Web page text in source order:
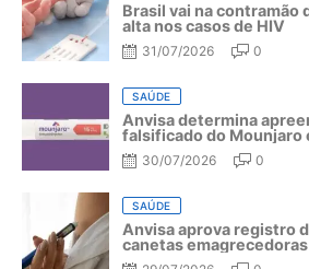
Brasil vai na contramão
alta nos casos de HIV
31/07/2026 0
SAÚDE
Anvisa determina
falsificado do Mounjaro
riscos do medicamento
30/07/2026 0
SAÚDE
Anvisa aprova registro
canetas emagrecedoras